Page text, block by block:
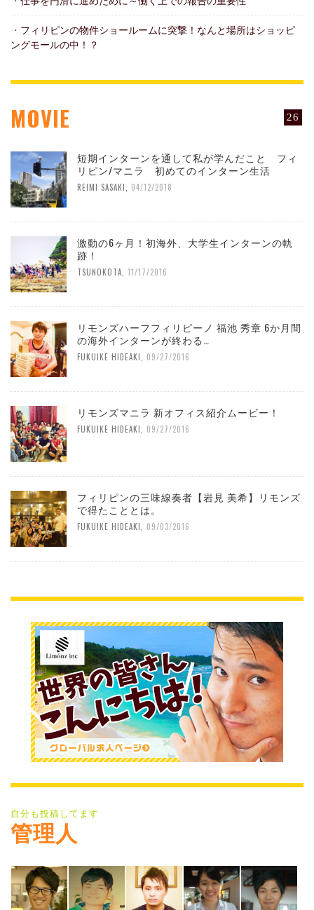
・ フィリピンの物件ショールームに突撃！なんと場所はショッピ
ングモールの中！？
26
MOVIE
短期インターンを通して私が学んだこと フィ
リピン/マニラ 初めてのインターン生活
REIMI SASAKI, 04/12/2018
激動の6ヶ月！初海外、大学生インターンの軌
跡！
TSUNOKOTA, 11/17/2016
リモンズハーフフィリピーノ 福池 秀章 6か月間
の海外インターンが終わる…
FUKUIKE HIDEAKI, 09/27/2016
リモンズマニラ 新オフィス紹介ムービー！
FUKUIKE HIDEAKI, 09/27/2016
フィリピンの三味線奏者【岩見 美希】リモンズ
で得たこととは。
FUKUIKE HIDEAKI, 09/03/2016
自分も投稿してます
管理人